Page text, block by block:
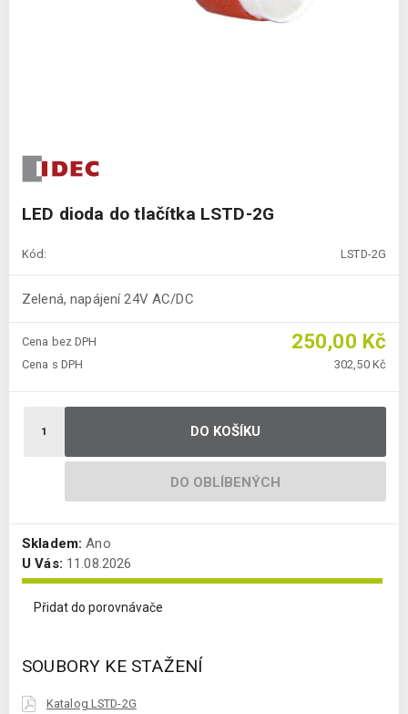
LED dioda do tlačítka LSTD-2G
Kód: LSTD-2G
Zelená, napájení 24V AC/DC
Cena bez DPH 250,00 Kč
Cena s DPH 302,50 Kč
DO KOŠÍKU
DO OBLÍBENÝCH
Skladem: Ano
U Vás: 11.08.2026
Přidat do porovnávače
SOUBORY KE STAŽENÍ
Katalog LSTD-2G